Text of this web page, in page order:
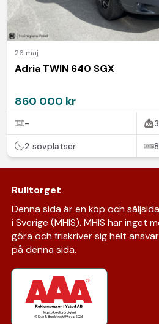
26 maj
Adria TWIN 640 SGX
860 000 kr
-
2 sovplatser
Rulltorget
Denna sida är en köp och
i Sverige (MHIS). MHIS har inget
göra och friskriver sig helt
på denna sida.